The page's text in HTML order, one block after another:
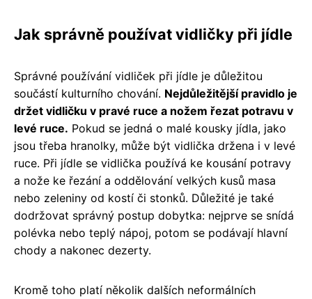
Jak správně používat vidličky při jídle
Správné používání vidliček při jídle je důležitou
součástí kulturního chování. Nejdůležitější pravidlo je
držet vidličku v pravé ruce a nožem řezat potravu v
levé ruce. Pokud se jedná o malé kousky jídla, jako
jsou třeba hranolky, může být vidlička držena i v levé
ruce. Při jídle se vidlička používá ke kousání potravy
a nože ke řezání a oddělování velkých kusů masa
nebo zeleniny od kostí či stonků. Důležité je také
dodržovat správný postup dobytka: nejprve se snídá
polévka nebo teplý nápoj, potom se podávají hlavní
chody a nakonec dezerty.
Kromě toho platí několik dalších neformálních